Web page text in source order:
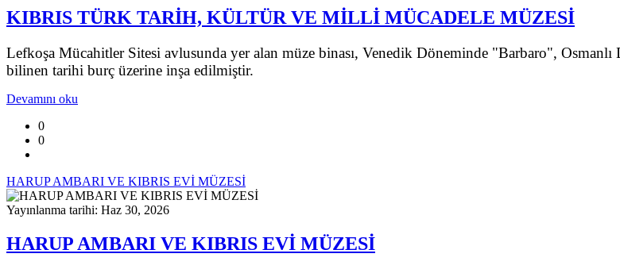
KIBRIS TÜRK TARİH, KÜLTÜR VE MİLLİ MÜCADELE MÜZESİ
Lefkoşa Mücahitler Sitesi avlusunda yer alan müze binası, Venedik Döneminde "Barbaro",
bilinen tarihi burç üzerine inşa edilmiştir.
Devamını oku
0
0
HARUP AMBARI VE KIBRIS EVİ MÜZESİ
Yayınlanma tarihi: Haz 30, 2026
HARUP AMBARI VE KIBRIS EVİ MÜZESİ